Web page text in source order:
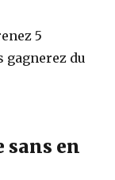
5
du
sans en